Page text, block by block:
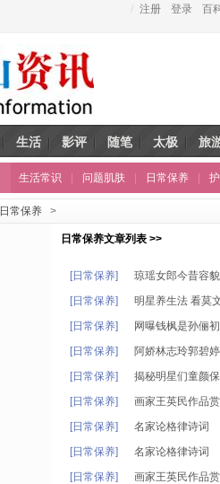
/ 注册 登录 百
生活 影评 随笔 太极 旅
生活常识 问题肌肤 日常保养
日常保养 >
日常保养文章列表 >>
[日常保养] 琼瑶女郎今昔容
[日常保养] 明星养生法 看莫
[日常保养] 网曝钱枫是孙俪
[日常保养] 阿娇林志玲郭碧
[日常保养] 揭秘明星们童颜
[日常保养] 画家王英民作品
[日常保养] 名家论格律诗词
[日常保养] 名家论格律诗词
[日常保养] 画家王英民作品